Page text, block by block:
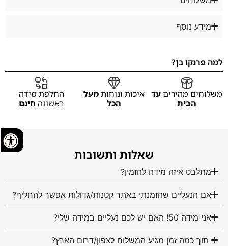
מידע נוסף
למה פרנקו בן?
משלוחים מהיריםעד
הבית
איכות ונוחותמעל
הכל
החלפת מידה
ראשונה חינם
שאלות ותשובות
מתלבט איזה מידה להזמין?
אם הנעליים שהזמנתי באתר קטנות/גדולות אפשר להחליף?
אני מידה 50! האם יש לכם נעליים במידה שלי?
תוך כמה זמן מגיע המשלוח לצפון/דרום הארץ?